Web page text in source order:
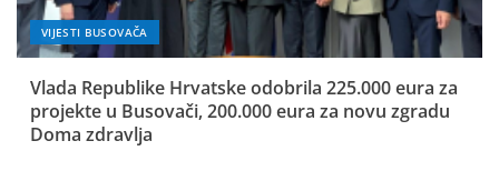
VIJESTI BUSOVAČA
Vlada Republike Hrvatske odobrila 225.000 eura za
projekte u Busovači, 200.000 eura za novu zgradu
Doma zdravlja